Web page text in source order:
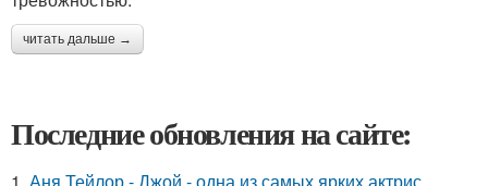
читать дальше →
Последние обновления на сайте: